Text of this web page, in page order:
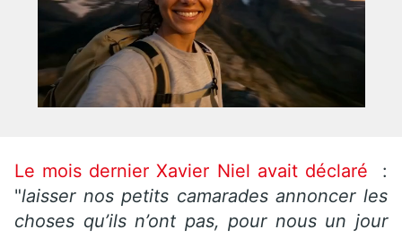
Le mois dernier Xavier Niel avait déclaré
:
"laisser nos petits camarades annoncer les
choses qu’ils n’ont pas, pour nous un jour